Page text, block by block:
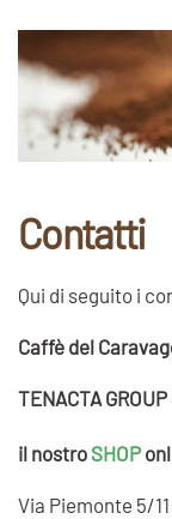
Contatti
Qui di seguito i
Caffè del
TENACTA
il nostro SHOP
Via Piemonte 5/11